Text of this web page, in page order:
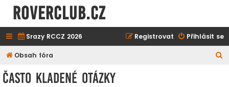
ROVERCLUB.cz
Srazy RCCZ 2026 Přihlásit se
Registrovat
Obsah fóra
Často kladené otázky